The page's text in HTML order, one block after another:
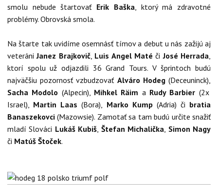
smolu nebude štartovať Erik Baška, ktorý má zdravotné
problémy. Obrovská smola.
Na štarte tak uvidíme osemnásť tímov a debut u nás zažijú aj
veterániJanez Brajkovič, Luis Angel Maté čiJosé Herrada,
ktorí spolu už odjazdili 36 Grand Tours. V šprintoch budú
najväčšiu pozornosť vzbudzovať Alváro Hodeg(Deceuninck),
Sacha Modolo (Alpecin), Mihkel Räim a Rudy Barbier (2x
Israel), Martin Laas (Bora), Marko Kump(Adria) či bratia
Banaszekovci (Mazowsie). Zamotať sa tam budú určite snažiť
mladí Slováci Lukáš Kubiš, Štefan Michalička, Simon Nagy
či Matúš Štoček.